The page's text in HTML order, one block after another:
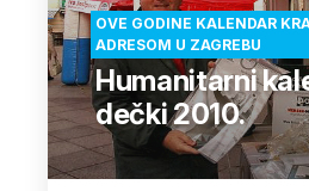
OVE GODINE KALENDAR
ADRESOM U ZAGREBU
Humanitarni
dečki 2010.